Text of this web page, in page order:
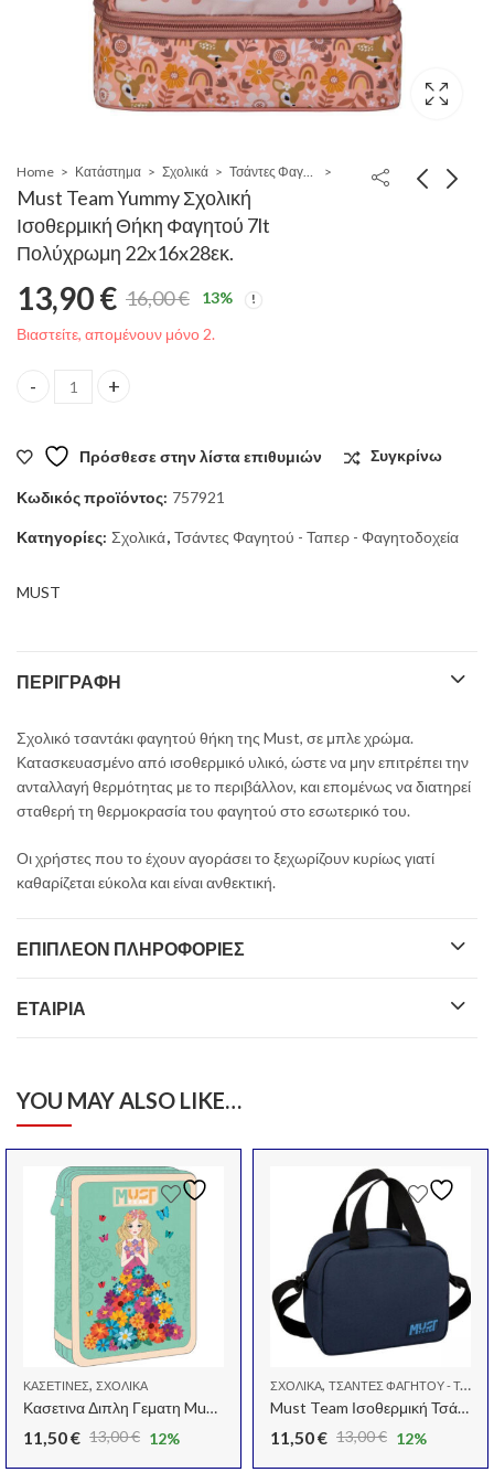
Home Κατάστημα Σχολικά Τσάντες Φαγητού - Ταπερ - Φαγητοδοχεία
Must Team Yummy Σχολική
Ισοθερμική Θήκη Φαγητού 7lt
Πολύχρωμη 22x16x28εκ.
16,00€
Original
16,00 €.
13,90€
Η
είναι:
13,90 €.
13%
Βιαστείτε, απομένουν μόνο 2.
Must Team Yummy Σχολική Ισοθερμική Θήκη Φαγητού 7lt
Πρόσθεσε στην λίστα επιθυμιών Συγκρίνω
Κωδικός προϊόντος: 757921
Κατηγορίες: Σχολικά, Τσάντες Φαγητού - Ταπερ - Φαγητοδοχεία
MUST
ΠΕΡΙΓΡΑΦΉ
Σχολικό τσαντάκι φαγητού θήκη της Must, σε μπλε χρώμα.
Κατασκευασμένο από ισοθερμικό υλικό, ώστε να μην επιτρέπει την
ανταλλαγή θερμότητας με το περιβάλλον, και επομένως να διατηρεί
σταθερή τη θερμοκρασία του φαγητού στο εσωτερικό του.
Οι χρήστες που το έχουν αγοράσει το ξεχωρίζουν κυρίως γιατί
καθαρίζεται εύκολα και είναι ανθεκτική.
ΕΠΙΠΛΈΟΝ ΠΛΗΡΟΦΟΡΊΕΣ
ΕΤΑΙΡΊΑ
YOU MAY ALSO LIKE…
ΚΑΣΕΤΊΝΕΣ, ΣΧΟΛΙΚΆ
Κασετινα Διπλη Γεματη Must Team 15x5x21 Flower Dress
13,00€
Original
11,50€
Η
12%
ΣΧΟΛΙΚΆ, ΤΣΆΝΤΕΣ ΦΑΓΗΤΟΎ - ΤΑΠΕΡ - ΦΑΓΗΤΟΔΟΧΕΊΑ
Must Team Ισοθερμική Τσάντα Χειρός 6 λίτρων Μ24 x Π19 x Υ13εκ.
13,00€
Original
11,50€
Η
12%